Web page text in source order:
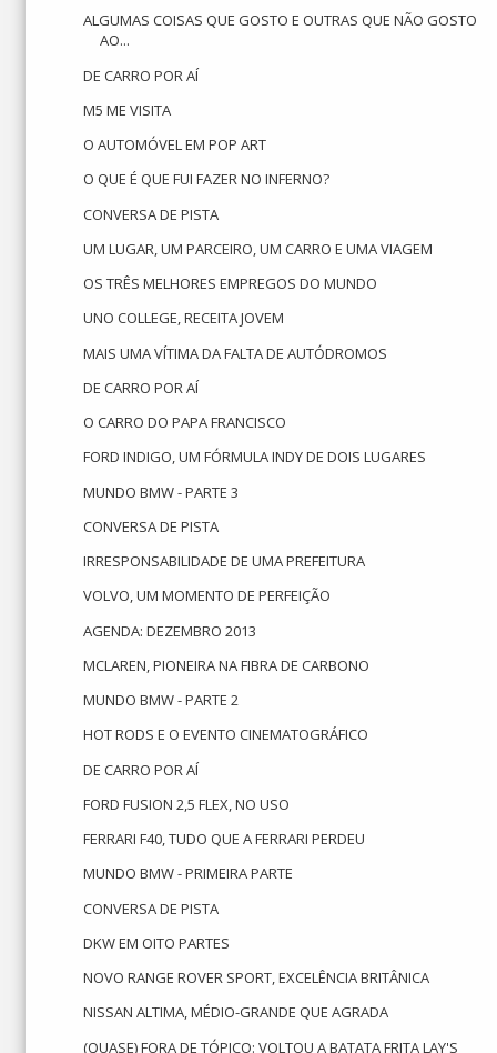
ALGUMAS COISAS QUE GOSTO E OUTRAS QUE NÃO GOSTO
AO...
DE CARRO POR AÍ
M5 ME VISITA
O AUTOMÓVEL EM POP ART
O QUE É QUE FUI FAZER NO INFERNO?
CONVERSA DE PISTA
UM LUGAR, UM PARCEIRO, UM CARRO E UMA VIAGEM
OS TRÊS MELHORES EMPREGOS DO MUNDO
UNO COLLEGE, RECEITA JOVEM
MAIS UMA VÍTIMA DA FALTA DE AUTÓDROMOS
DE CARRO POR AÍ
O CARRO DO PAPA FRANCISCO
FORD INDIGO, UM FÓRMULA INDY DE DOIS LUGARES
MUNDO BMW - PARTE 3
CONVERSA DE PISTA
IRRESPONSABILIDADE DE UMA PREFEITURA
VOLVO, UM MOMENTO DE PERFEIÇÃO
AGENDA: DEZEMBRO 2013
MCLAREN, PIONEIRA NA FIBRA DE CARBONO
MUNDO BMW - PARTE 2
HOT RODS E O EVENTO CINEMATOGRÁFICO
DE CARRO POR AÍ
FORD FUSION 2,5 FLEX, NO USO
FERRARI F40, TUDO QUE A FERRARI PERDEU
MUNDO BMW - PRIMEIRA PARTE
CONVERSA DE PISTA
DKW EM OITO PARTES
NOVO RANGE ROVER SPORT, EXCELÊNCIA BRITÂNICA
NISSAN ALTIMA, MÉDIO-GRANDE QUE AGRADA
(QUASE) FORA DE TÓPICO: VOLTOU A BATATA FRITA LAY'S